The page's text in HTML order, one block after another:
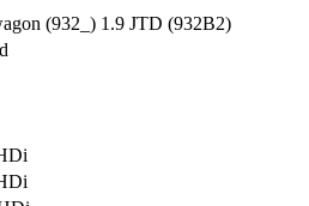
(932_) 1.9 JTD (932B2)